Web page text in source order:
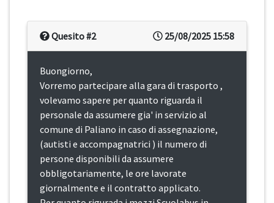
25/08/2025 15:58
Quesito #2
Buongiorno,
Vorremo partecipare alla gara di trasporto ,
volevamo sapere per quanto riguarda il
personale da assumere gia' in servizio al
comune di Paliano in caso di assegnazione,
(autisti e accompagnatrici ) il numero di
persone disponibili da assumere
obbligotariamente, le ore lavorate
giornalmente e il contratto applicato.